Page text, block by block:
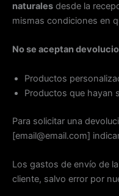
naturales desde la
mismas condiciones en
No se aceptan
Productos
Productos que hayan
Para solicitar una
[email@email.com]
Los gastos de envío de
cliente, salvo error por